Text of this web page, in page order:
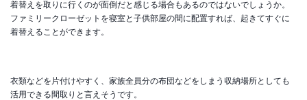
着替えを取りに行くのが面倒だと感じる場合もあるのではないでしょうか。
ファミリークローゼットを寝室と子供部屋の間に配置すれば、起きてすぐに
着替えることができます。
衣類などを片付けやすく、家族全員分の布団などをしまう収納場所としても
活用できる間取りと言えそうです。